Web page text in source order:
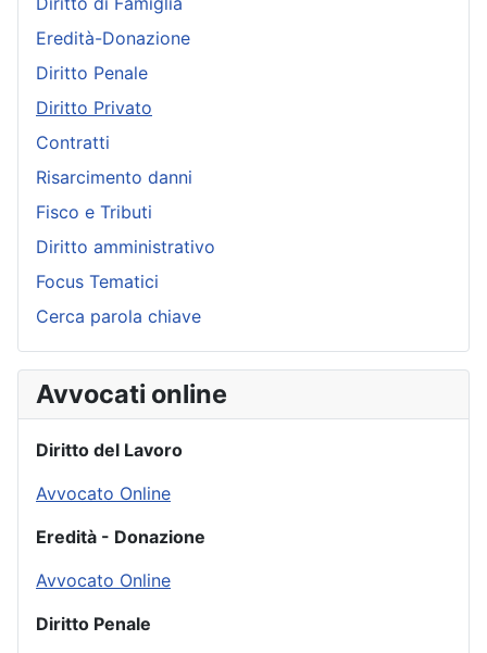
Eredità-Donazione
Diritto Penale
Diritto Privato
Contratti
Risarcimento danni
Fisco e Tributi
Diritto amministrativo
Focus Tematici
Cerca parola chiave
Avvocati online
Diritto del Lavoro
Avvocato Online
Eredità - Donazione
Avvocato Online
Diritto Penale